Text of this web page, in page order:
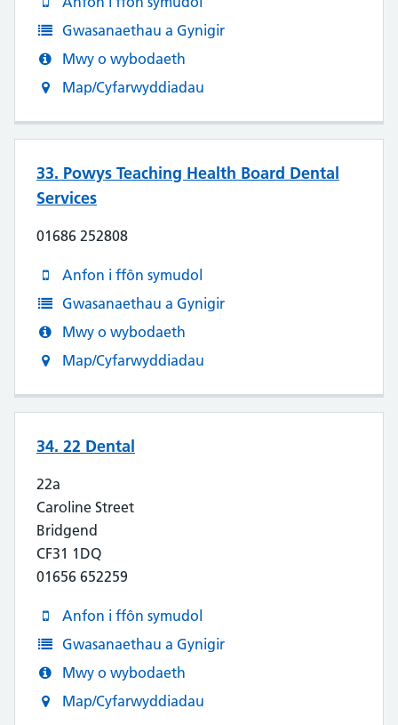
Gwasanaethau a Gynigir
Mwy o wybodaeth
Map/Cyfarwyddiadau
33. Powys Teaching Health Board Dental
Services
01686 252808
Anfon i ffôn symudol
Gwasanaethau a Gynigir
Mwy o wybodaeth
Map/Cyfarwyddiadau
34. 22 Dental
22a
Caroline Street
Bridgend
CF31 1DQ
01656 652259
Anfon i ffôn symudol
Gwasanaethau a Gynigir
Mwy o wybodaeth
Map/Cyfarwyddiadau